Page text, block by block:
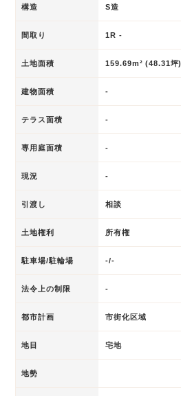
構造 S造
間取り 1R -
土地面積 159.69m² (48.31坪)
建物面積 -
テラス面積 -
専用庭面積 -
現況 -
引渡し 相談
土地権利 所有権
駐車場/駐輪場 -/-
法令上の制限 -
都市計画 市街化区域
地目 宅地
地勢